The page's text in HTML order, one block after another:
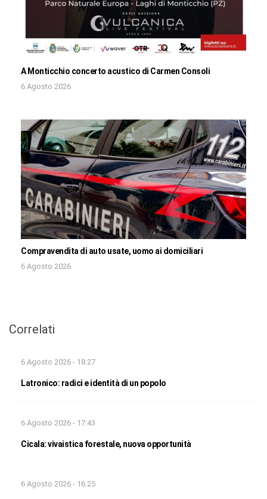
A Monticchio concerto acustico di Carmen Consoli
6 Agosto 2026
Compravendita di auto usate, uomo ai domiciliari
6 Agosto 2026
Correlati
6 Agosto 2026 - 18:27
Latronico: radici e identità di un popolo
6 Agosto 2026 - 17:43
Cicala: vivaistica forestale, nuova opportunità
6 Agosto 2026 - 16:25